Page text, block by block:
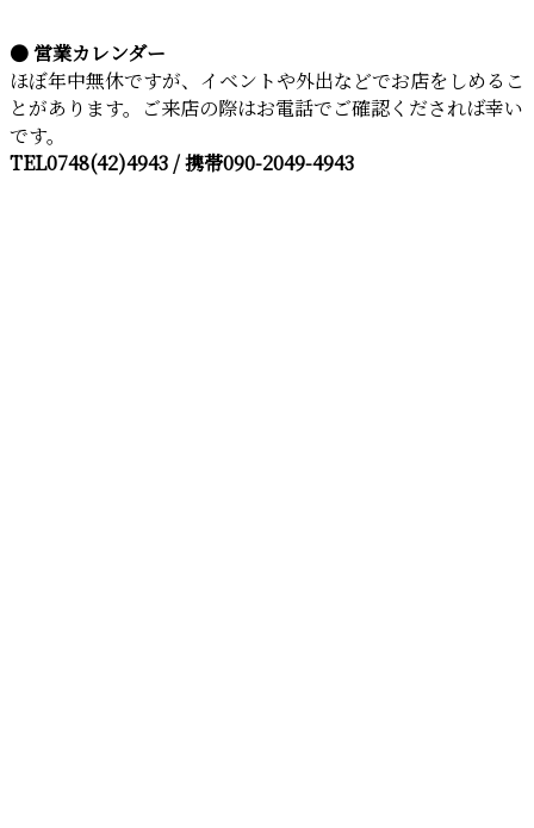
● 営業カレンダー
ほぼ年中無休ですが、イベントや外出などでお店をしめるこ
とがあります。ご来店の際はお電話でご確認くだされば幸い
です。
TEL0748(42)4943 / 携帯090-2049-4943